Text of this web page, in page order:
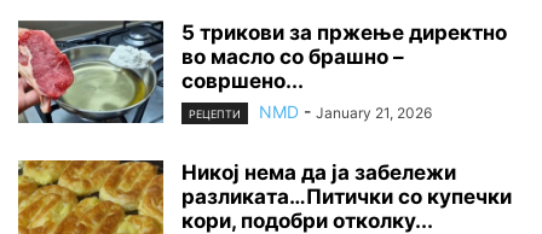
5 трикови за пржење директно
во масло со брашно –
совршено...
РЕЦЕПТИ NMD - January 21, 2026
Никој нема да ја забележи
разликата…Питички со купечки
кори, подобри отколку...